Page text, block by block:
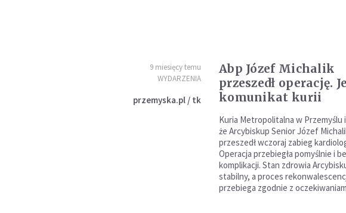
9 miesięcy temu
WYDARZENIA
przemyska.pl / tk
Abp Józef Michalik
przeszedł operację.
komunikat kurii
Kuria Metropolitalna w Przemyślu
że Arcybiskup Senior Józef
przeszedł wczoraj zabieg
Operacja przebiegła pomyślnie i
komplikacji. Stan zdrowia
stabilny, a proces
przebiega zgodnie z